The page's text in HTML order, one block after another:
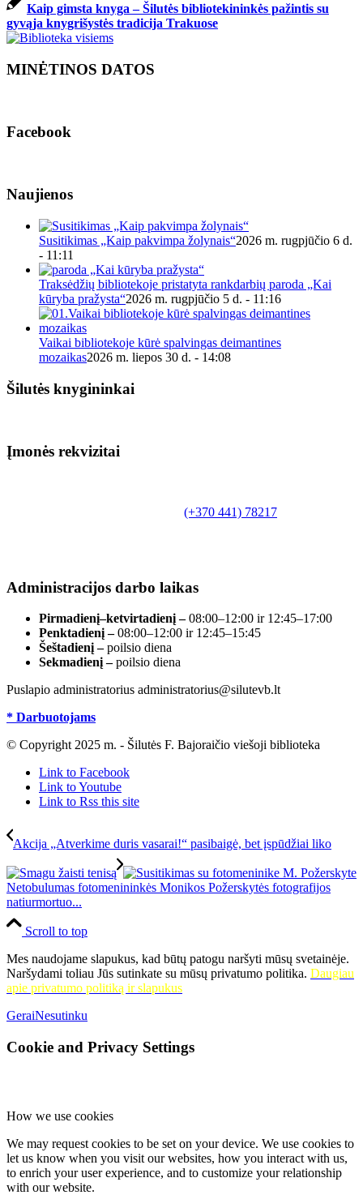
Kaip gimsta knyga – Šilutės bibliotekininkės pažintis su
gyvąja knygrišystės tradicija Trakuose
MINĖTINOS DATOS
Facebook
Naujienos
Susitikimas „Kaip pakvimpa žolynais“2026 m. rugpjūčio 6 d.
- 11:11
Traksėdžių bibliotekoje pristatyta rankdarbių paroda „Kai
kūryba pražysta“2026 m. rugpjūčio 5 d. - 11:16
Vaikai bibliotekoje kūrė spalvingas deimantines
mozaikas2026 m. liepos 30 d. - 14:08
Šilutės knygininkai
Įmonės rekvizitai
(+370 441) 78217
Administracijos darbo laikas
Pirmadienį–ketvirtadienį –08:00–12:00 ir 12:45–17:00
Penktadienį –08:00–12:00 ir 12:45–15:45
Šeštadienį –poilsio diena
Sekmadienį –poilsio diena
Puslapio administratorius administratorius@silutevb.lt
* Darbuotojams
© Copyright 2025 m. - Šilutės F. Bajoraičio viešoji biblioteka
Link to Facebook
Link to Youtube
Link to Rss this site
Akcija „Atverkime duris vasarai!“ pasibaigė, bet įspūdžiai liko
Netobulumas fotomenininkės Monikos Požerskytės fotografijos
natiurmortuo...
Scroll to top
Mes naudojame slapukus, kad būtų patogu naršyti mūsų svetainėje.
Naršydami toliau Jūs sutinkate su mūsų privatumo politika. Daugiau
apie privatumo politiką ir slapukus
GeraiNesutinku
Cookie and Privacy Settings
How we use cookies
We may request cookies to be set on your device. We use cookies to
let us know when you visit our websites, how you interact with us,
to enrich your user experience, and to customize your relationship
with our website.